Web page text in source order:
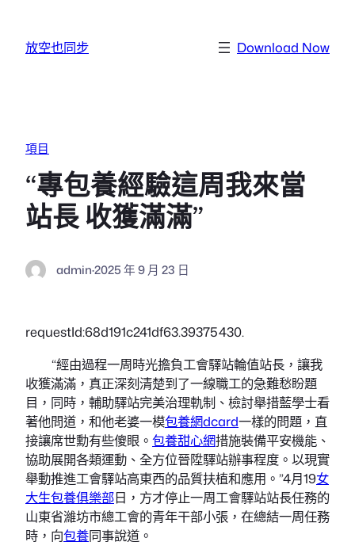
放空也同步 Download Now
項目
“專包養經驗這周我來當
站長 收獲滿滿”
admin·2025 年 9 月 23 日
requestId:68d191c241df63.39375430.
“經由過程一周時光擔負工會驛站輪值站長，讓我
收獲滿滿，真正深刻清楚到了一線職工的急難愁盼題
目，同時，輔助驛站完美治理軌制、檢討舉措藍學士看
著他問道，和他老婆一模包養網dcard一樣的問題，直
接讓席世勳有些傻眼。 包養甜心網措施裝備平安機能、
協助展開各類運動、全方位晉陞驛站辦事程度。以現實
舉動推進工會驛站高東西的品質扶植和應用。”4月19女
大生包養俱樂部日，方才停止一周工會驛站站長任務的
山東省濰坊市總工會的青年干部小張，在總結一周任務
時，向包養同事說道。